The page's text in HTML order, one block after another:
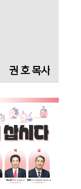
권 호 목사